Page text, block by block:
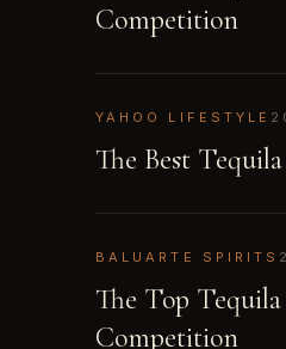
Competition
YAHOO LIFESTYLE
The Best
BALUARTE SPIRITS
The Top
Competition